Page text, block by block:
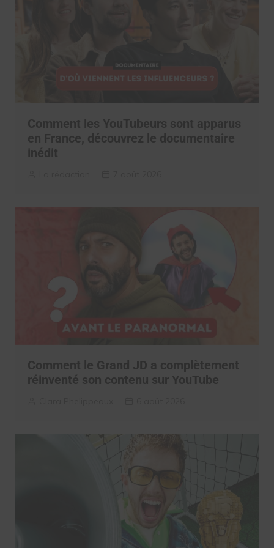
Comment les YouTubeurs sont apparus
en France, découvrez le documentaire
inédit
Comment le Grand JD a complètement
réinventé son contenu sur YouTube